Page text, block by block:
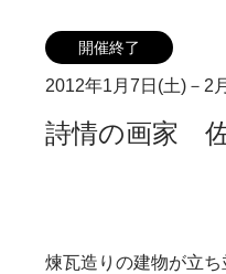
開催終了
2012年1月7日(土)－2
詩情の画家
煉瓦造りの建物が立